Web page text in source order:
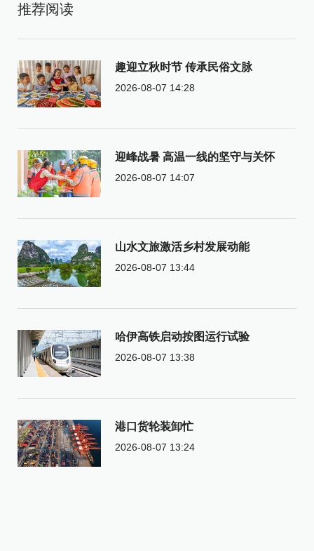
推荐阅读
趣迎立秋时节 传承民俗文脉
2026-08-07 14:28
迎峰战暑 高温一线的坚守与关怀
2026-08-07 14:07
山水文旅激活乡村发展动能
2026-08-07 13:44
哈伊高铁启动按图运行试验
2026-08-07 13:38
港口货轮装卸忙
2026-08-07 13:24